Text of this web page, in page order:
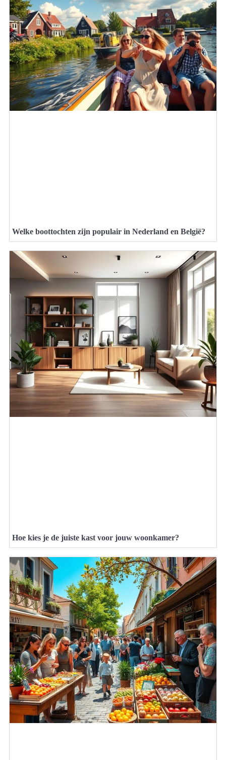
Welke boottochten zijn populair in Nederland en België?
Hoe kies je de juiste kast voor jouw woonkamer?